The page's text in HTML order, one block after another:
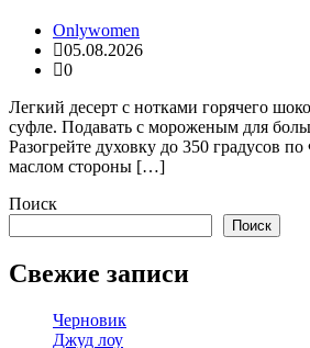
Onlywomen
05.08.2026
0
Легкий десерт с нотками горячего
суфле. Подавать с мороженым для
Разогрейте духовку до 350 градусов
маслом стороны […]
Поиск
Поиск
Свежие записи
Черновик
Джуд лоу